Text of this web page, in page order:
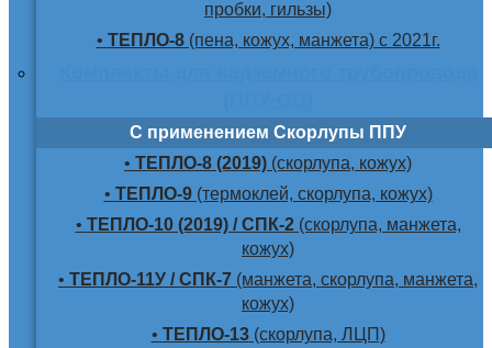
пробки, гильзы)
• ТЕПЛО-8(пена, кожух, манжета) с 2021г.
С применением Скорлупы ППУ
• ТЕПЛО-8 (2019) (скорлупа, кожух)
• ТЕПЛО-9(термоклей, скорлупа, кожух)
• ТЕПЛО-10 (2019) / СПК-2(скорлупа, манжета,
кожух)
• ТЕПЛО-11У / СПК-7 (манжета, скорлупа, манжета,
кожух)
• ТЕПЛО-13(скорлупа, ЛЦП)